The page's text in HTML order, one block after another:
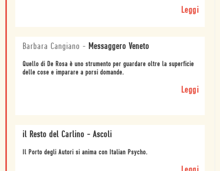
Leggi
Barbara Cangiano - Messaggero Veneto
Quello di De Rosa è uno strumento per guardare oltre la superficie
delle cose e imparare a porsi domande.
Leggi
il Resto del Carlino - Ascoli
Il Porto degli Autori si anima con Italian Psycho.